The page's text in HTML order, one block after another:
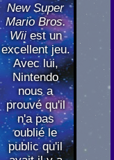
New Super
Mario Bros.
Wiiest un
excellent jeu.
Avec lui,
Nintendo
nous a
prouvé qu'il
n'a pas
oublié le
public qu'il